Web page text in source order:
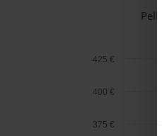
375 €
400 €
425 €